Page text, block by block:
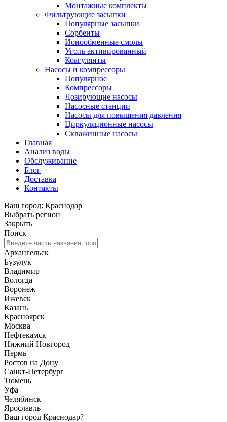
Монтажные комплекты
Фильтрующие засыпки
Популярные засыпки
Сорбенты
Ионообменные смолы
Уголь активированный
Коагулянты
Насосы и компрессоры
Популярное
Компрессоры
Дозирующие насосы
Насосные станции
Насосы для повышения давления
Циркуляционные насосы
Скважинные насосы
Главная
Анализ воды
Обслуживание
Блог
Доставка
Контакты
Ваш город: Краснодар
Выбрать регион
Закрыть
Поиск
Архангельск
Бузулук
Владимир
Вологда
Воронеж
Ижевск
Казань
Красноярск
Москва
Нефтекамск
Нижний Новгород
Пермь
Ростов на Дону
Санкт-Петербург
Тюмень
Уфа
Челябинск
Ярославль
Ваш город Краснодар?